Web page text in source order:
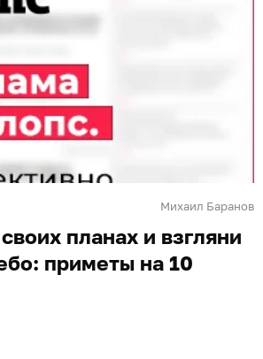
Михаил Баранов
планах и взгляни
приметы на 10